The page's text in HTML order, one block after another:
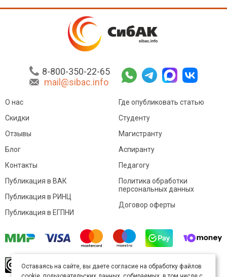
8-800-350-22-65
mail@sibac.info
О нас
Скидки
Отзывы
Блог
Контакты
Где опубликовать статью
Студенту
Магистранту
Аспиранту
Педагогу
Публикация в ВАК
Публикация в РИНЦ
Публикация в ЕГПНИ
Политика обработки
персональных данных
Договор оферты
произведение доступно полицензии Creative
Оставаясь на сайте, вы даете согласие на обработку файлов